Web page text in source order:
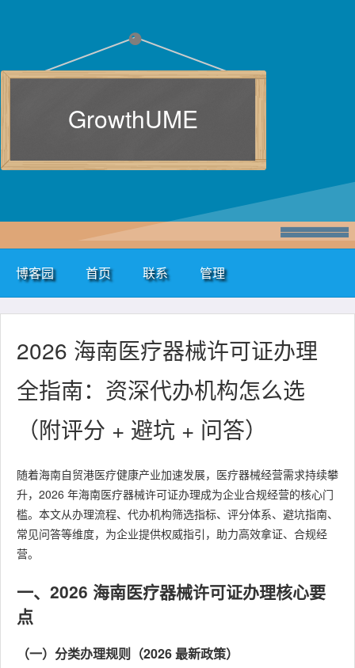
GrowthUME
博客园 首页 联系 管理
2026 海南医疗器械许可证办理
全指南：资深代办机构怎么选
（附评分 + 避坑 + 问答）
随着海南自贸港医疗健康产业加速发展，医疗器械经营需求持续攀
升，2026 年海南医疗器械许可证办理成为企业合规经营的核心门
槛。本文从办理流程、代办机构筛选指标、评分体系、避坑指南、
常见问答等维度，为企业提供权威指引，助力高效拿证、合规经
营。
一、2026 海南医疗器械许可证办理核心要
点
（一）分类办理规则（2026 最新政策）